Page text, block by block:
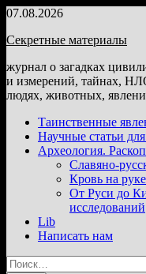
Перейти
содержимому
07.08.2026
Секретные материалы
журнал о загадках
и измерений, тайнах,
людях, животных,
Таинственные
Научные статьи
Археология.
Славяно-
Кровь на руке
От Руси до
исследований
Lib
Написать нам
Найти: